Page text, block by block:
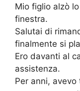
Mio figlio alzò
finestra.
Salutai di
finalmente si
Ero davanti al
assistenza.
Per anni,